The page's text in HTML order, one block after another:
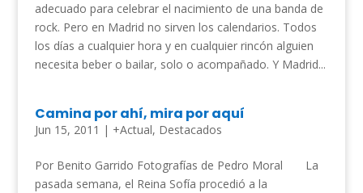
adecuado para celebrar el nacimiento de una banda de
rock. Pero en Madrid no sirven los calendarios. Todos
los días a cualquier hora y en cualquier rincón alguien
necesita beber o bailar, solo o acompañado. Y Madrid...
Camina por ahí, mira por aquí
Jun 15, 2011 | +Actual, Destacados
Por Benito Garrido Fotografías de Pedro Moral La
pasada semana, el Reina Sofía procedió a la